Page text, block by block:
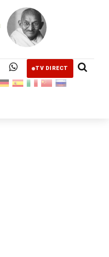
TV DIRECT